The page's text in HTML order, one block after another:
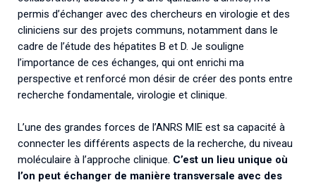
permis d’échanger avec des chercheurs en virologie et des
cliniciens sur des projets communs, notamment dans le
cadre de l’étude des hépatites B et D. Je souligne
l’importance de ces échanges, qui ont enrichi ma
perspective et renforcé mon désir de créer des ponts entre
recherche fondamentale, virologie et clinique.
L’une des grandes forces de l’ANRS MIE est sa capacité à
connecter les différents aspects de la recherche, du niveau
moléculaire à l’approche clinique. C’est un lieu unique où
l’on peut échanger de manière transversale avec des